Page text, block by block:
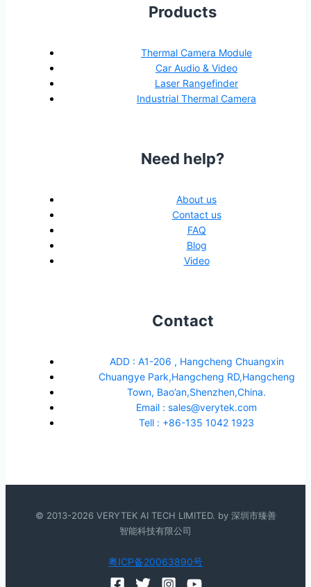
Products
Thermal Camera Module
Car Audio & Video
Laser Rangefinder
Industrial Thermal Camera
Need help?
About us
Contact us
FAQ
Blog
Video
Contact
ADD : A1-206 , Hangcheng Chuangxin
Chuangye Park,Hangcheng RD,Hangcheng
Town, Bao’an,Shenzhen,China.
Email : sales@verytek.com
Tell : +86-135 1042 1923
© 2013-2026 VERYTEK AI TECH LIMITED. by 深圳市臻善
智能科技有限公司
粤ICP备20063890号